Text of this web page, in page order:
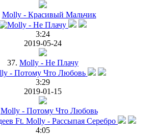
Molly - Красивый Мальчик
3:24
2019-05-24
37. Molly - Не Плачу
3:29
2019-01-15
Molly - Потому Что Любовь
4:05